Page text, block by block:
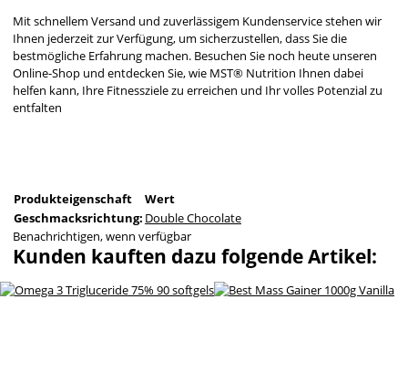
Mit schnellem Versand und zuverlässigem Kundenservice stehen wir
Ihnen jederzeit zur Verfügung, um sicherzustellen, dass Sie die
bestmögliche Erfahrung machen. Besuchen Sie noch heute unseren
Online-Shop und entdecken Sie, wie MST® Nutrition Ihnen dabei
helfen kann, Ihre Fitnessziele zu erreichen und Ihr volles Potenzial zu
entfalten
Produkteigenschaft
Wert
Geschmacksrichtung: Double Chocolate
Benachrichtigen, wenn verfügbar
Kunden kauften dazu folgende Artikel: